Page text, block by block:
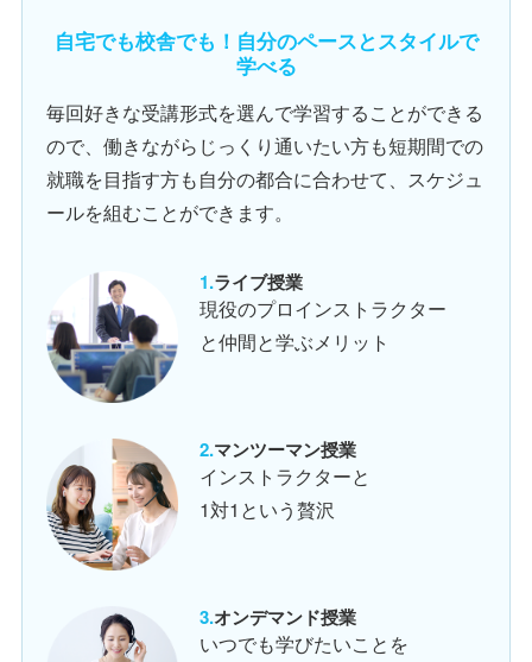
自宅でも校舎でも！自分のペースとスタイルで
学べる
毎回好きな受講形式を選んで学習することができる
ので、働きながらじっくり通いたい方も短期間での
就職を目指す方も自分の都合に合わせて、スケジュ
ールを組むことができます。
ライブ授業
現役のプロインストラクター
と仲間と学ぶメリット
マンツーマン授業
インストラクターと
1対1という贅沢
オンデマンド授業
いつでも学びたいことを